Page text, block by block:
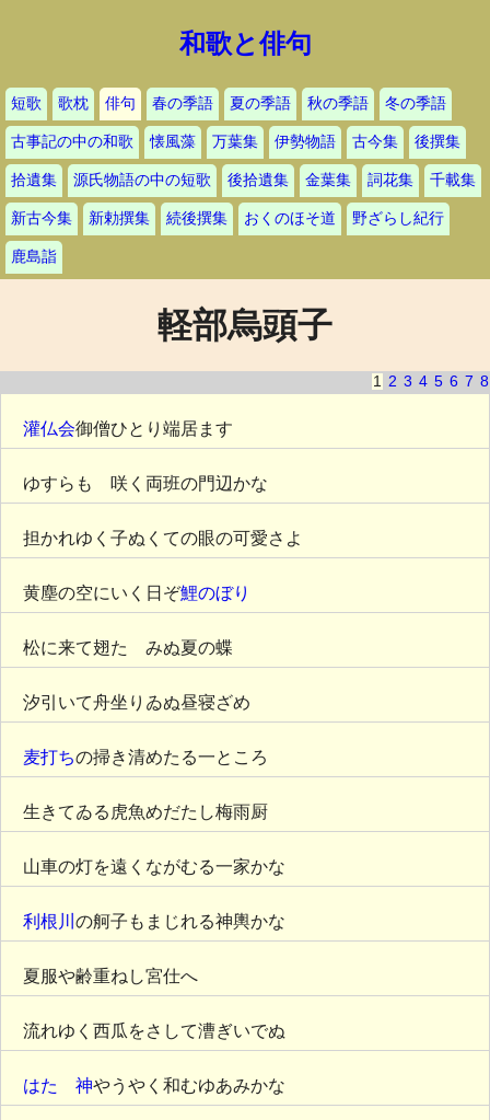
和歌と俳句
短歌 歌枕 俳句 春の季語 夏の季語 秋の季語 冬の季語
古事記の中の和歌 懐風藻 万葉集 伊勢物語 古今集 後撰集
拾遺集 源氏物語の中の短歌 後拾遺集 金葉集 詞花集 千載集
新古今集 新勅撰集 続後撰集 おくのほそ道 野ざらし紀行
鹿島詣
軽部烏頭子
1 2 3 4 5 6 7 8
灌仏会御僧ひとり端居ます
ゆすらもゝ咲く両班の門辺かな
担かれゆく子ぬくての眼の可愛さよ
黄塵の空にいく日ぞ鯉のぼり
松に来て翅たゝみぬ夏の蝶
汐引いて舟坐りゐぬ昼寝ざめ
麦打ちの掃き清めたる一ところ
生きてゐる虎魚めだたし梅雨厨
山車の灯を遠くながむる一家かな
利根川 の舸子もまじれる神輿かな
夏服や齢重ねし宮仕へ
流れゆく西瓜をさして漕ぎいでぬ
はたゝ神やうやく和むゆあみかな